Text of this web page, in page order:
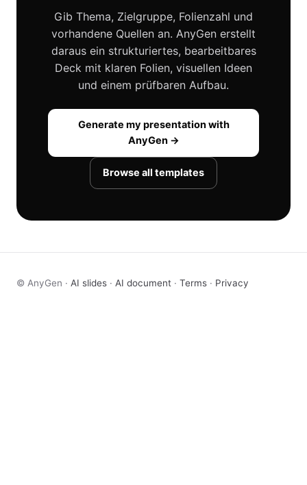
Gib Thema, Zielgruppe, Folienzahl und
vorhandene Quellen an. AnyGen erstellt
daraus ein strukturiertes, bearbeitbares
Deck mit klaren Folien, visuellen Ideen
und einem prüfbaren Aufbau.
Generate my presentation with
AnyGen →
Browse all templates
© AnyGen · AI slides · AI document · Terms · Privacy